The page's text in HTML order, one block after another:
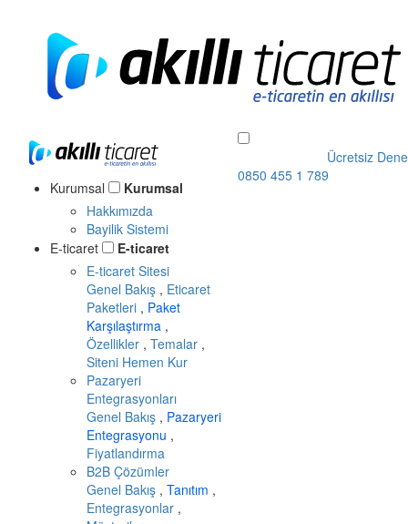
Kurumsal
Kurumsal
Hakkımızda
Bayilik Sistemi
E-ticaret
E-ticaret
E-ticaret Sitesi
Genel Bakış , Eticaret
Paketleri , Paket
Karşılaştırma ,
Özellikler , Temalar ,
Siteni Hemen Kur
Pazaryeri
Entegrasyonları
Genel Bakış , Pazaryeri
Entegrasyonu ,
Fiyatlandırma
B2B Çözümler
Genel Bakış , Tanıtım ,
Entegrasyonlar ,
Ücretsiz Dene
0850 455 1 789